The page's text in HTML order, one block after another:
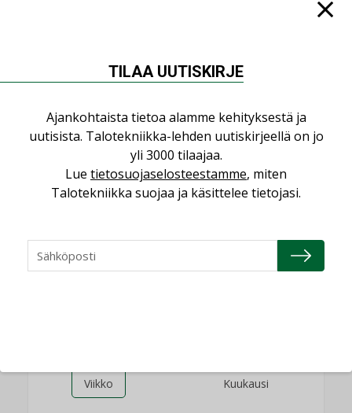
vakiinnuttavat
asemansa taloyhtiöissä
LEHDEN ARTIKKELIT
03.08.2026
Valaistusasiantuntija:
”Talotekniikan pitäisi
monimutkaistaa sitä”
Viikko Kuukausi
TILAA UUTISKIRJE
Ajankohtaista tietoa alamme kehityksestä ja
uutisista. Talotekniikka-lehden uutiskirjeellä on jo
yli 3000 tilaajaa.
Lue tietosuojaselosteestamme, miten
Talotekniikka suojaa ja käsittelee tietojasi.